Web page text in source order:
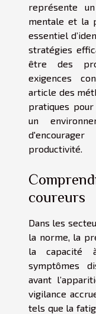
représente
mentale et la
essentiel
stratégies
être des
exigences
article des
pratiques
un
productivité.
coureurs
Dans les
la norme, la
la capacité
symptômes
avant
vigilance
tels que la